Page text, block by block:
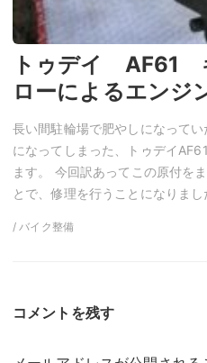
トゥデイ AF61
ローによるエン
長い間駐輪場で肥やしになって
になってしまった、トゥデイ
ます。 今回訳あってこの原付を
とで、修理を行うことになりま
/ バイク整備
コメントを残す